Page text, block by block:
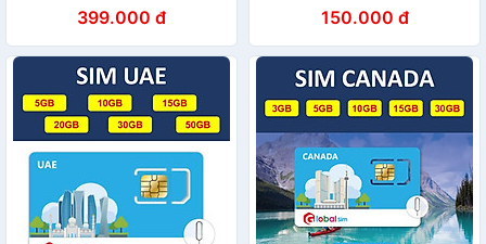
và phát đạt!”ưu đãi data
4G/5G 180GB [SIM CHƯA
KÍCH HOẠT, PHẢI ĐĂNG KÝ
CHÍNH- HÀNG CHÍNH HÃNG
399.000 đ
chưa kích hoạt - Hàng chính
hãng
150.000 đ